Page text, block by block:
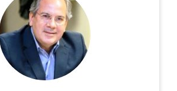
عضو هیئت علمی و استاد دانشگاه شهید
روابط بین‌الملل.
اطلاعات بیشتر